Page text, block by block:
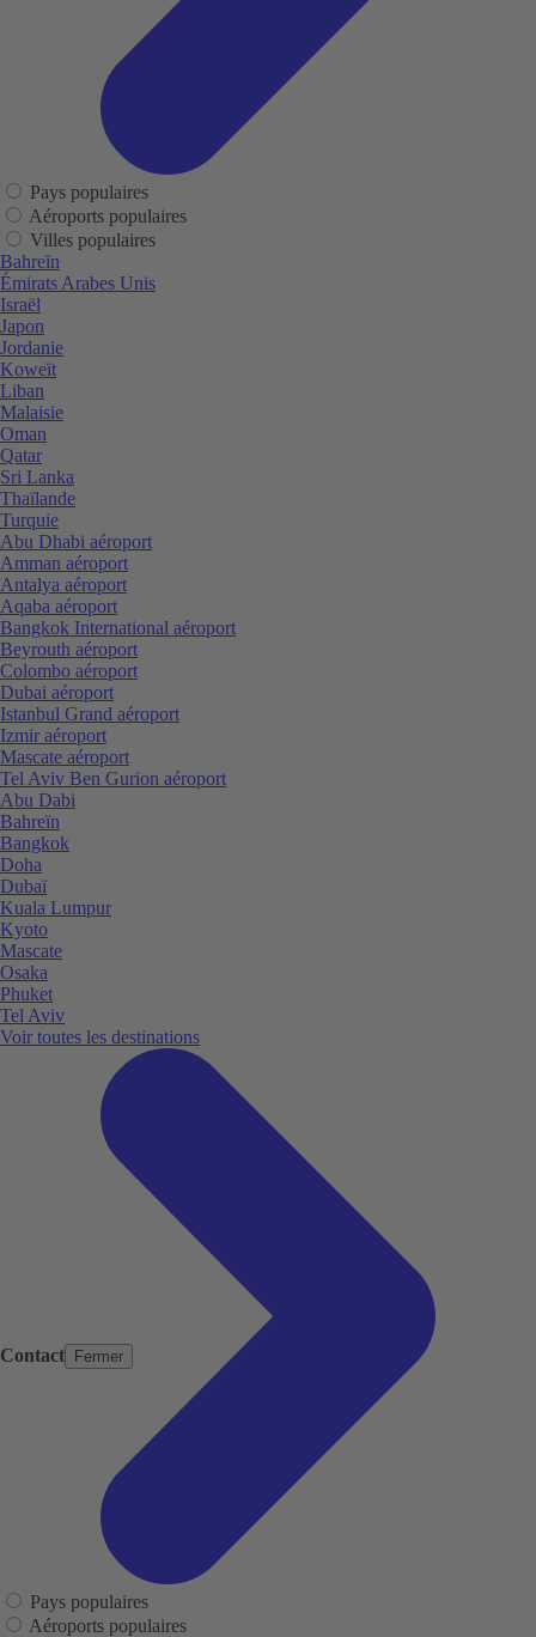
Contact Fermer
Pays populaires
Aéroports populaires
Villes populaires
Bahreïn
Émirats Arabes Unis
Israël
Japon
Jordanie
Koweït
Liban
Malaisie
Oman
Qatar
Sri Lanka
Thaïlande
Turquie
Abu Dhabi aéroport
Amman aéroport
Antalya aéroport
Aqaba aéroport
Bangkok International aéroport
Beyrouth aéroport
Colombo aéroport
Dubai aéroport
Istanbul Grand aéroport
Izmir aéroport
Mascate aéroport
Tel Aviv Ben Gurion aéroport
Abu Dabi
Bahreïn
Bangkok
Doha
Dubaï
Kuala Lumpur
Kyoto
Mascate
Osaka
Phuket
Tel Aviv
Voir toutes les destinations
Pays populaires
Aéroports populaires